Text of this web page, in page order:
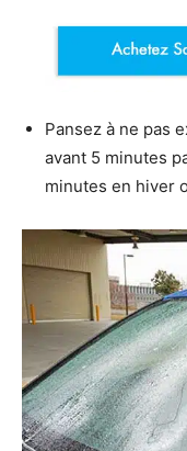
Pansez à ne pas
avant 5 minutes
minutes en hiver